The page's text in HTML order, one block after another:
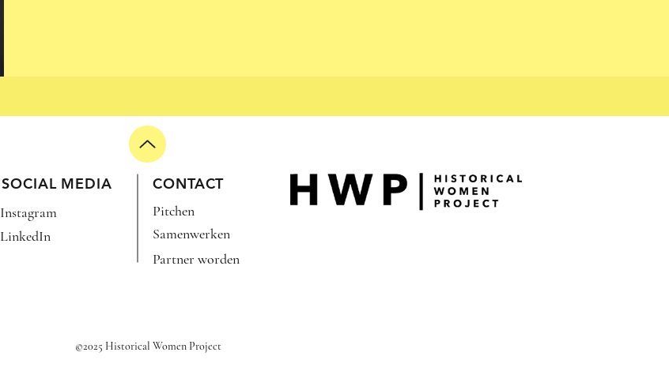
SOCIAL MEDIA CONTACT
Pitchen
Samenwerken
Instagram
LinkedIn
Partner worden
©2025 Historical Women Project